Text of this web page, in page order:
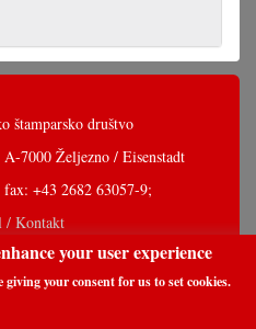
štamparsko društvo
7000 Željezno / Eisenstadt
+43 2682 63057-9;
/ Kontakt
your user experience
your consent for us to set cookies.